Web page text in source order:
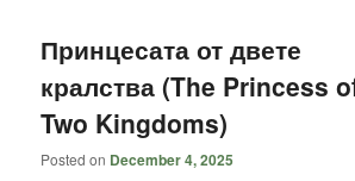
Принцесата от двете
кралства (The Princess
Two Kingdoms)
Posted on December 4, 2025